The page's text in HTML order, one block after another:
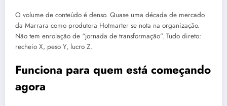
O volume de conteúdo é denso. Quase uma década de mercado
da Marrara como produtora Hotmarter se nota na organização.
Não tem enrolação de “jornada de transformação”. Tudo direto:
recheio X, peso Y, lucro Z.
Funciona para quem está começando
agora